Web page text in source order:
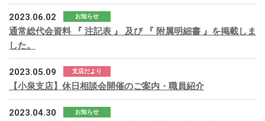
2023.06.02 お知らせ
通常総代会資料 『 注記表 』 及び 『 附属明細書 』を掲載しま
した。
2023.05.09 支店だより
【小泉支店】休日相談会開催のご案内・職員紹介
2023.04.30 お知らせ